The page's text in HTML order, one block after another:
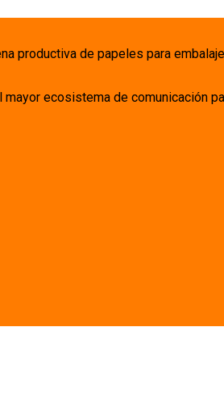
productiva de papeles para
ecosistema de